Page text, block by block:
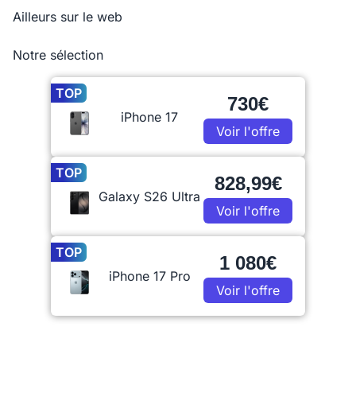
Ailleurs sur le web
Notre sélection
TOP
iPhone 17
730€
Voir l'offre
TOP
Galaxy S26 Ultra
828,99€
Voir l'offre
TOP
iPhone 17 Pro
1 080€
Voir l'offre